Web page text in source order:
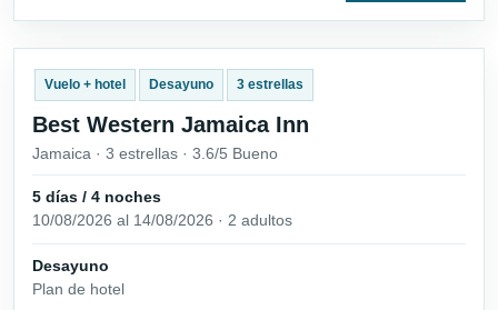
Vuelo + hotel Desayuno 3 estrellas
Best Western Jamaica Inn
Jamaica · 3 estrellas · 3.6/5 Bueno
5 días / 4 noches
10/08/2026 al 14/08/2026 · 2 adultos
Desayuno
Plan de hotel